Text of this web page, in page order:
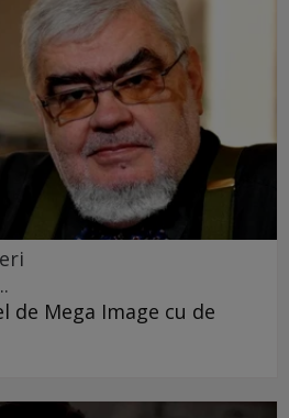
de Mega Image cu de